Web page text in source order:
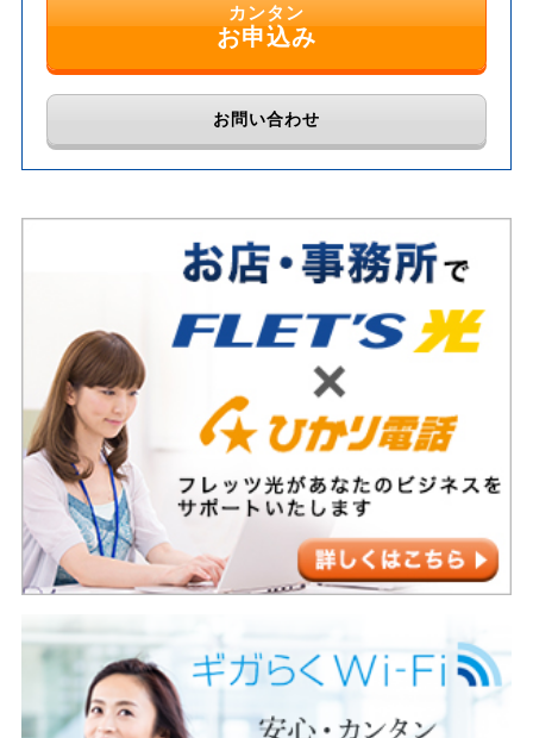
カンタン
お申込み
お問い合わせ